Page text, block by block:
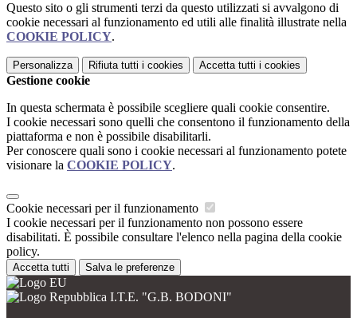
Questo sito o gli strumenti terzi da questo utilizzati si avvalgono di
cookie necessari al funzionamento ed utili alle finalità illustrate nella
COOKIE POLICY.
Personalizza Rifiuta tutti i cookies Accetta tutti i cookies
Gestione cookie
In questa schermata è possibile scegliere quali cookie consentire.
I cookie necessari sono quelli che consentono il funzionamento della
piattaforma e non è possibile disabilitarli.
Per conoscere quali sono i cookie necessari al funzionamento potete
visionare la COOKIE POLICY.
Cookie necessari per il funzionamento
I cookie necessari per il funzionamento non possono essere
disabilitati. È possibile consultare l'elenco nella pagina della cookie
policy.
Accetta tutti Salva le preferenze
I.T.E. "G.B. BODONI"